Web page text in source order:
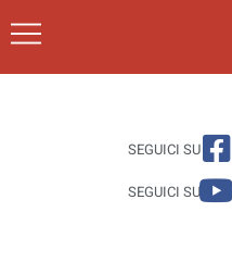
SEGUICI SU
SEGUICI SU